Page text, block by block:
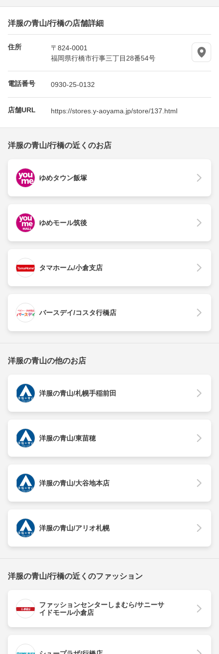
洋服の青山/行橋の店舗詳細
住所
〒824-0001
福岡県行橋市行事三丁目28番54号
電話番号 0930-25-0132
店舗URL https://stores.y-aoyama.jp/store/137.html
洋服の青山/行橋の近くのお店
ゆめタウン飯塚
ゆめモール筑後
タマホーム/小倉支店
バースデイ/コスタ行橋店
洋服の青山の他のお店
洋服の青山/札幌手稲前田
洋服の青山/東苗穂
洋服の青山/大谷地本店
洋服の青山/アリオ札幌
洋服の青山/行橋の近くのファッション
ファッションセンターしまむら/サニーサ
イドモール小倉店